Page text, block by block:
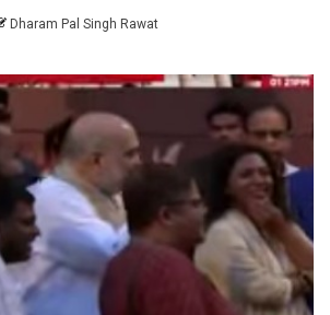
Dharam Pal Singh Rawat